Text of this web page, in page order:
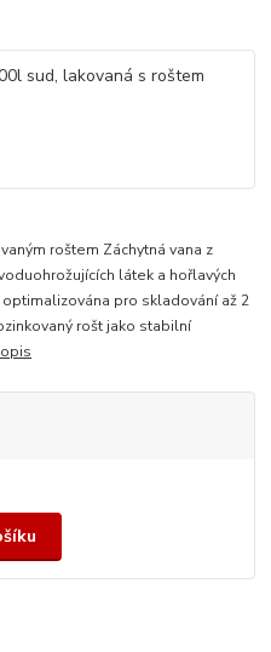
roštem Záchytná vana z
látek a hořlavých
pro skladování až 2
rošt jako stabilní